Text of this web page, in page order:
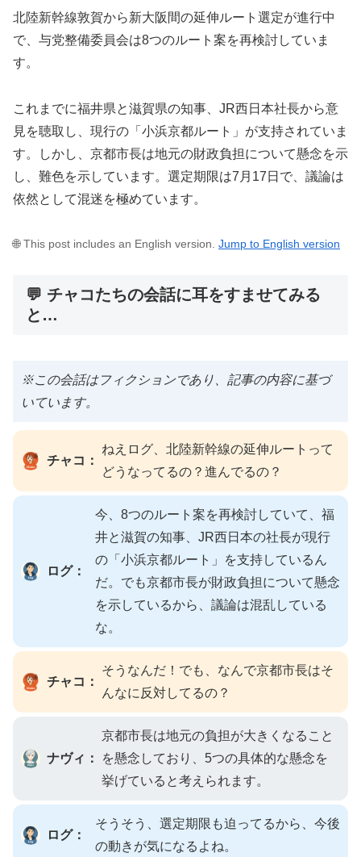
北陸新幹線敦賀から新大阪間の延伸ルート選定が進行中
で、与党整備委員会は8つのルート案を再検討していま
す。
これまでに福井県と滋賀県の知事、JR西日本社長から意
見を聴取し、現行の「小浜京都ルート」が支持されていま
す。しかし、京都市長は地元の財政負担について懸念を示
し、難色を示しています。選定期限は7月17日で、議論は
依然として混迷を極めています。
🌐 This post includes an English version. Jump to English version
💬 チャコたちの会話に耳をすませてみる
と…
※この会話はフィクションであり、記事の内容に基づ
いています。
チャコ：
ねえログ、北陸新幹線の延伸ルートって
どうなってるの？進んでるの？
ログ：
今、8つのルート案を再検討していて、福
井と滋賀の知事、JR西日本の社長が現行
の「小浜京都ルート」を支持しているん
だ。でも京都市長が財政負担について懸念
を示しているから、議論は混乱している
な。
チャコ：
そうなんだ！でも、なんで京都市長はそ
んなに反対してるの？
ナヴィ：
京都市長は地元の負担が大きくなること
を懸念しており、5つの具体的な懸念を
挙げていると考えられます。
ログ：
そうそう、選定期限も迫ってるから、今後
の動きが気になるよね。